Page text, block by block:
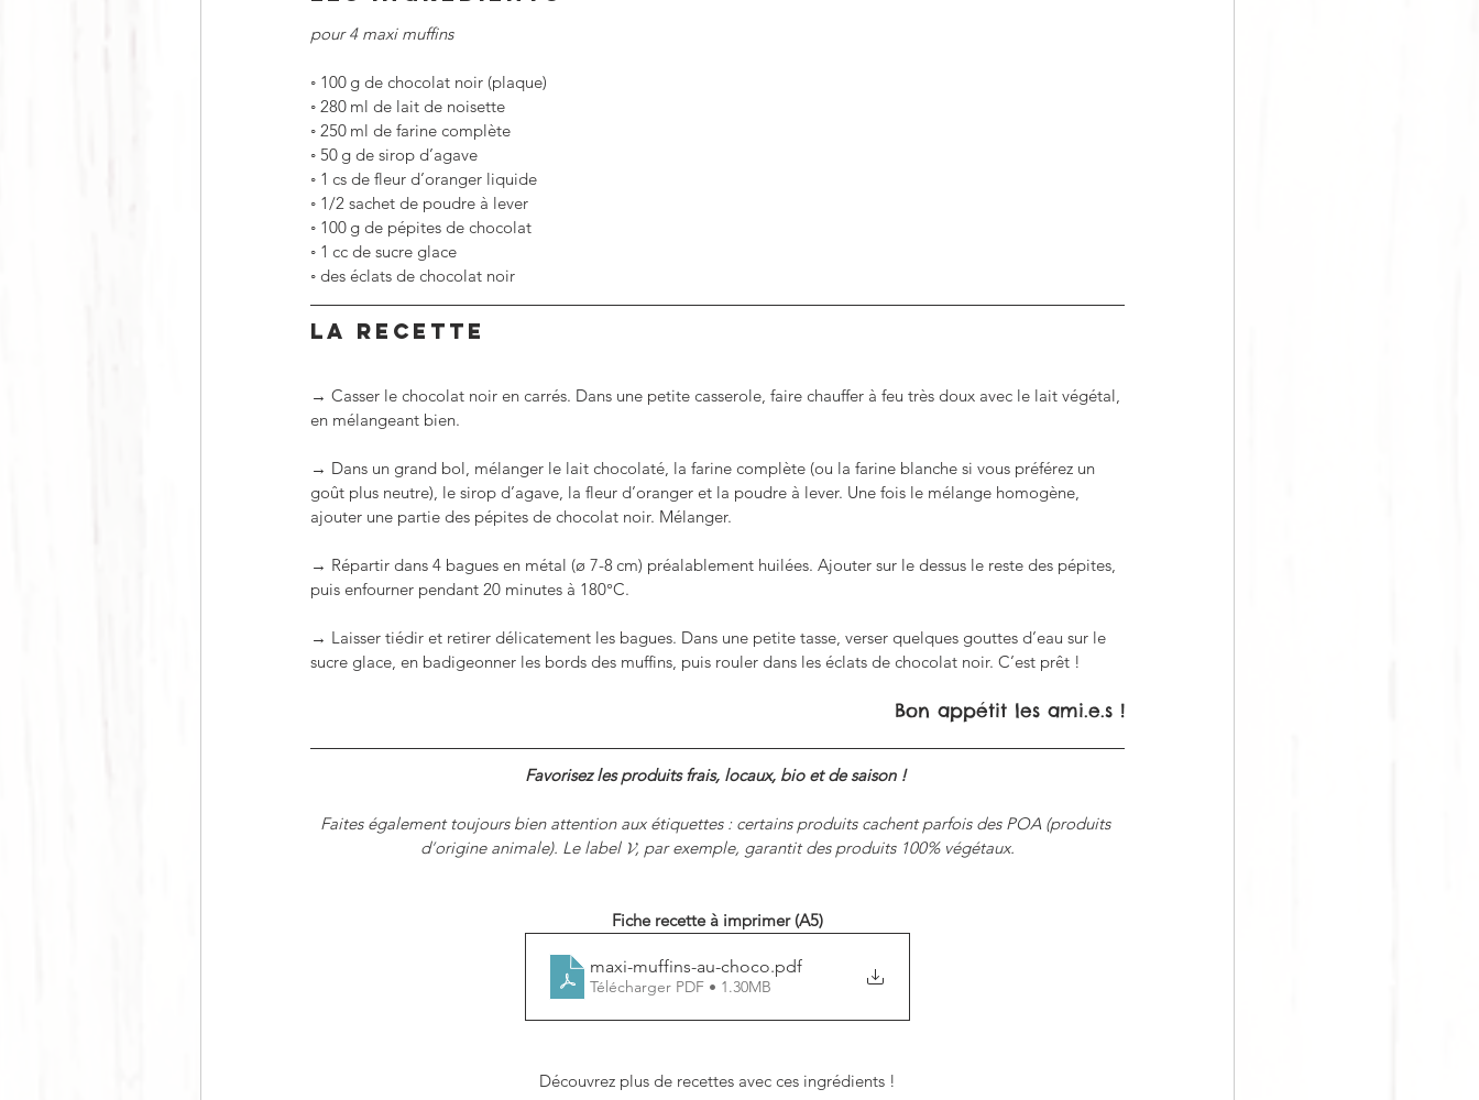
pour 4 maxi muffins
◦ 100 g de chocolat noir (plaque)
◦ 280 ml de lait de noisette
◦ 250 ml de farine complète
◦ 50 g de sirop d’agave
◦ 1 cs de fleur d’oranger liquide
◦ 1/2 sachet de poudre à lever
◦ 100 g de pépites de chocolat
◦ 1 cc de sucre glace
◦ des éclats de chocolat noir
LA RECETTE
→ Casser le chocolat noir en carrés. Dans une petite casserole, faire chauffer à feu très doux avec le lait végétal,
en mélangeant bien.
→ Dans un grand bol, mélanger le lait chocolaté, la farine complète (ou la farine blanche si vous préférez un
goût plus neutre), le sirop d’agave, la fleur d’oranger et la poudre à lever. Une fois le mélange homogène,
ajouter une partie des pépites de chocolat noir. Mélanger.
→ Répartir dans 4 bagues en métal (ø 7-8 cm) préalablement huilées. Ajouter sur le dessus le reste des pépites,
puis enfourner pendant 20 minutes à 180°C.
→ Laisser tiédir et retirer délicatement les bagues. Dans une petite tasse, verser quelques gouttes d’eau sur le
sucre glace, en badigeonner les bords des muffins, puis rouler dans les éclats de chocolat noir. C’est prêt !
Bon appétit les ami.e.s !
Favorisez les produits frais, locaux, bio et de saison !
Faites également toujours bien attention aux étiquettes : certains produits cachent parfois des POA (produits
d’origine animale). Le label 𝓥, par exemple, garantit des produits 100% végétaux.
Fiche recette à imprimer (A5)
maxi-muffins-au-choco.pdf
Télécharger PDF • 1.30MB
Découvrez plus de recettes avec ces ingrédients !